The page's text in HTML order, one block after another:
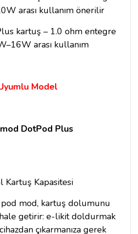
arası kullanım önerilir
kartuş – 1.0 ohm entegre
arası kullanım
Model
DotPod Plus
Kartuş Kapasitesi
mod, kartuş dolumunu
getirir: e-likit doldurmak
çıkarmanıza gerek